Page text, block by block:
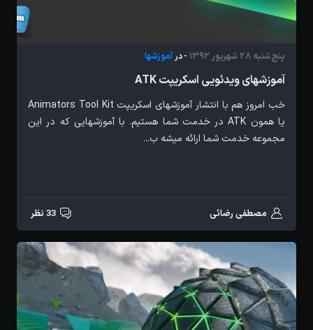
پنج‌شنبه 28 شهریور 1392 - درآموزشها
آموزشهای ویدئویی اسکریپت ATK
خب امروز هم با انتشار آموزشهای اسکریپت Animators Tool Kit
یا همون ATK در خدمت شما هستیم. با آموزشهایی که در این
مجموعه خدمت شما ارائه میشه ب...
مصطفی رضائی 33 نظر